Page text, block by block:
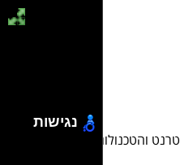
והטכנולוגיה שמאחורי
נגישות